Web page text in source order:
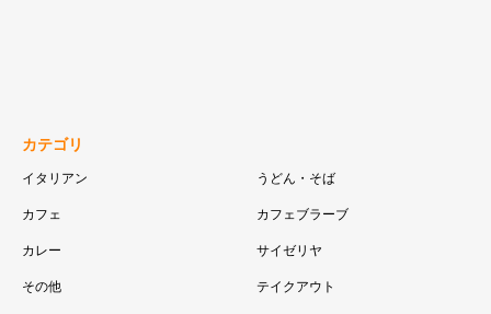
カテゴリ
イタリアン うどん・そば
カフェ カフェブラーブ
カレー サイゼリヤ
その他 テイクアウト